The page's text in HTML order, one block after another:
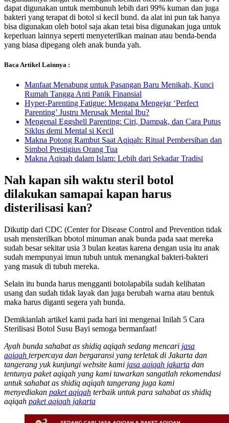
dapat digunakan untuk membunuh lebih dari 99% kuman dan juga
bakteri yang terapat di botol si kecil bund. da alat ini pun tak hanya
bisa digunakan oleh botol saja akan tetai bisa digunakan juga untuk
keperluan lainnya seperti menyeterilkan mainan atau benda-benda
yang biasa dipegang oleh anak bunda yah.
Baca Artikel Lainnya :
Manfaat Menabung untuk Pasangan Baru Menikah, Kunci
Rumah Tangga Anti Panik Finansial
Hyper-Parenting Fatigue: Mengapa Mengejar ‘Perfect
Parenting’ Justru Merusak Mental Ibu?
Mengenal Eggshell Parenting: Ciri, Dampak, dan Cara Putus
Siklus demi Mental si Kecil
Makna Potong Rambut Saat Aqiqah: Ritual Pembersihan dan
Simbol Prestigius Orang Tua
Makna Aqiqah dalam Islam: Lebih dari Sekadar Tradisi
Nah kapan sih waktu steril botol
dilakukan samapai kapan harus
disterilisasi kan?
Dikutip dari CDC (Center for Disease Control and Prevention tidak
usah mensterilkan bbotol minuman anak bunda pada saat mereka
sudah besar sekitar usia 3 bulan keatas karena dengan usia itu anak
sudah mempunyai imun tubuh untuk menangkal bakteri-bakteri
yang masuk di tubuh mereka.
Selain itu bunda harus mengganti botolapabila sudah kelihatan
usang dan sudah tidak layak dan juga berubah warna atau bentuk
maka harus diganti segera yah bunda.
Demikianlah artikel kami pada hari ini mengenai Inilah 5 Cara
Sterilisasi Botol Susu Bayi semoga bermanfaat!
Ayah bunda sahabat as shidiq aqiqah sedang mencari jasa
aqiqah terpercaya dan bergaransi yang terletak di Jakarta dan
tangerang yuk kunjungi website kami jasa aqiqah jakarta dan
tentunya paket aqiqah yang kami tawarkan sangatlah rekomendasi
untuk sahabat as shidiq aqiqah tangerang juga kami
menyediakan paket aqiqah terbaik untuk para sahabat as shidiq
aqiqah paket aqiqah jakarta